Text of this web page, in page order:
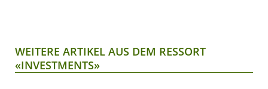
WEITERE ARTIKEL AUS DEM RESSORT
«INVESTMENTS»